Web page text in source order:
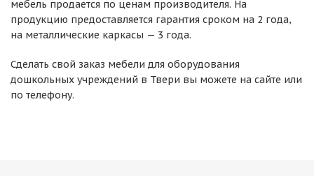
мебель продается по ценам производителя. На
продукцию предоставляется гарантия сроком на 2 года,
на металлические каркасы — 3 года.
Сделать свой заказ мебели для оборудования
дошкольных учреждений в Твери вы можете на сайте или
по телефону.